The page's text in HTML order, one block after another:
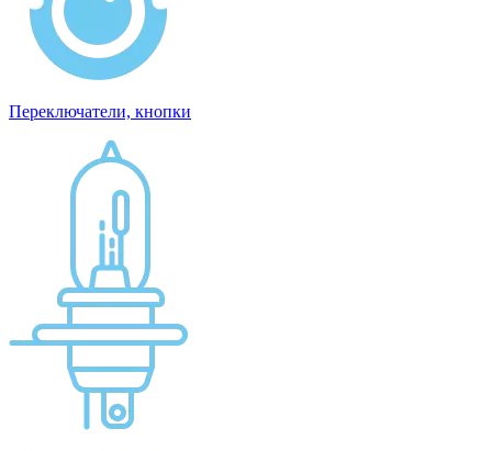
Переключатели, кнопки